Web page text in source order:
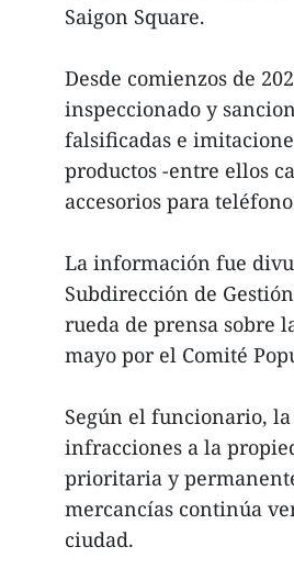
Saigon Square.
Desde comienzos de
inspeccionado y
falsificadas e
productos -entre ellos
accesorios para
La información fue
Subdirección de
rueda de prensa sobre
mayo por el Comité
Según el funcionario,
infracciones a la
prioritaria y
mercancías continúa
ciudad.